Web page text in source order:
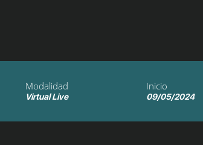
Modalidad
Virtual Live
Inicio
09/05/2024